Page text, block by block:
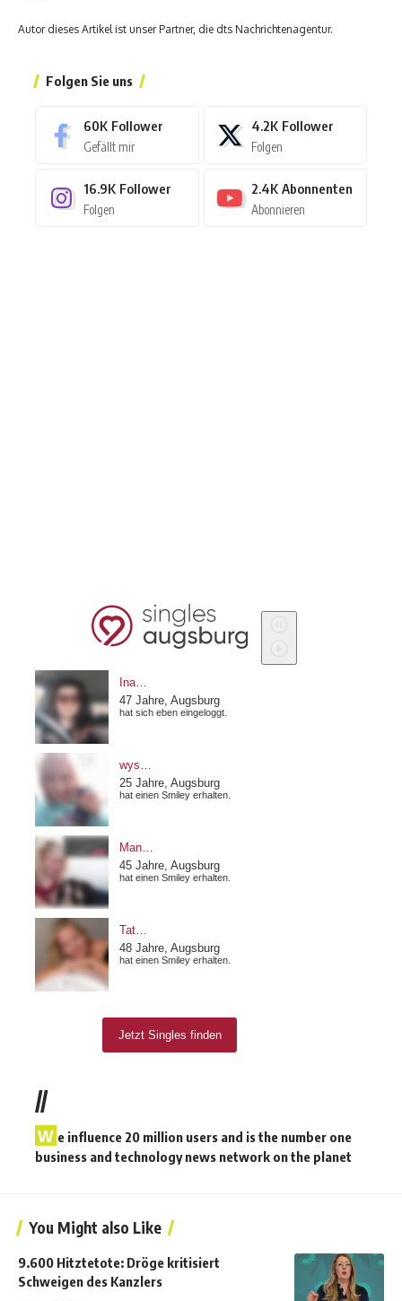
Autor dieses Artikel ist unser Partner, die dts Nachrichtenagentur.
Folgen Sie uns
60K Follower
Gefällt mir
4.2K Follower
Folgen
16.9K Follower
Folgen
2.4K Abonnenten
Abonnieren
//
W e influence 20 million users and is the number one
business and technology news network on the planet
You Might also Like
9.600 Hitztetote: Dröge kritisiert
Schweigen des Kanzlers